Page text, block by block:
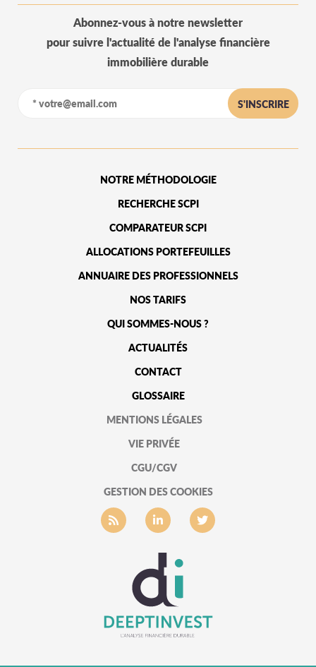
Abonnez-vous à notre newsletter
pour suivre l'actualité de l'analyse financière
immobilière durable
S'INSCRIRE
NOTRE MÉTHODOLOGIE
RECHERCHE SCPI
COMPARATEUR SCPI
ALLOCATIONS PORTEFEUILLES
ANNUAIRE DES PROFESSIONNELS
NOS TARIFS
QUI SOMMES-NOUS ?
ACTUALITÉS
CONTACT
GLOSSAIRE
MENTIONS LÉGALES
VIE PRIVÉE
CGU/CGV
GESTION DES COOKIES